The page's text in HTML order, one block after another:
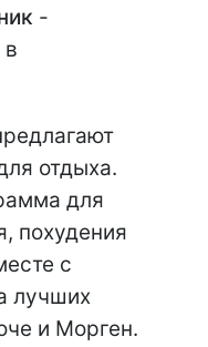
-
в
отдыха.
для
похудения
с
лучших
и Морген.